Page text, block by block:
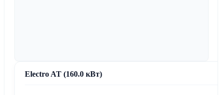
Electro AT (160.0 кВт)